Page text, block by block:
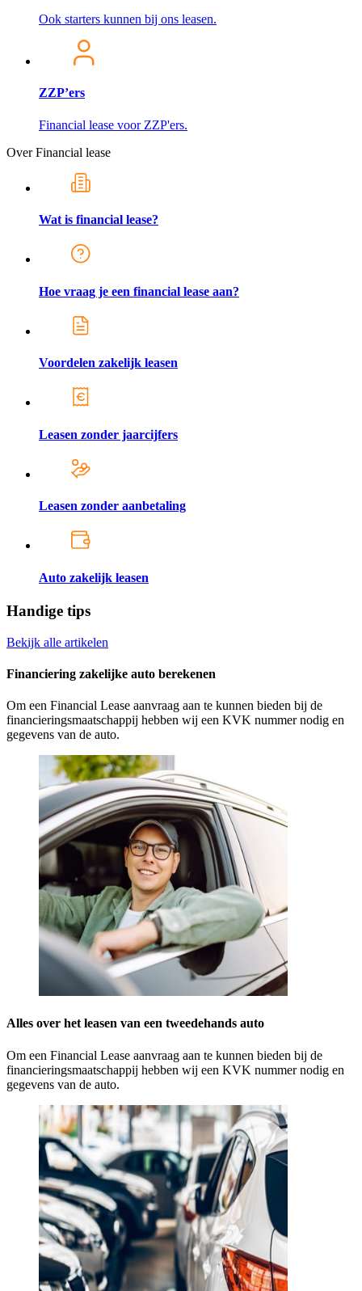
Ook starters kunnen bij ons leasen.
ZZP’ers
Financial lease voor ZZP'ers.
Over Financial lease
Wat is financial lease?
Hoe vraag je een financial lease aan?
Voordelen zakelijk leasen
Leasen zonder jaarcijfers
Leasen zonder aanbetaling
Auto zakelijk leasen
Handige tips
Bekijk alle artikelen
Financiering zakelijke auto berekenen
Om een Financial Lease aanvraag aan te kunnen bieden bij de
financieringsmaatschappij hebben wij een KVK nummer nodig en
gegevens van de auto.
Alles over het leasen van een tweedehands auto
Om een Financial Lease aanvraag aan te kunnen bieden bij de
financieringsmaatschappij hebben wij een KVK nummer nodig en
gegevens van de auto.